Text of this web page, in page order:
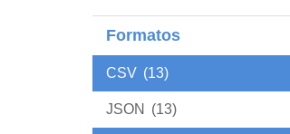
Formatos
CSV (13)
JSON (13)